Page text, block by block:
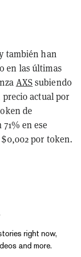
también han
en las últimas
AXS subiendo
precio actual por
de
en ese
por token.
right now,
and more.